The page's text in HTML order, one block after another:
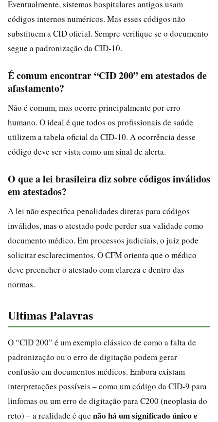
Eventualmente, sistemas hospitalares antigos usam
códigos internos numéricos. Mas esses códigos não
substituem a CID oficial. Sempre verifique se o documento
segue a padronização da CID-10.
É comum encontrar “CID 200” em atestados de
afastamento?
Não é comum, mas ocorre principalmente por erro
humano. O ideal é que todos os profissionais de saúde
utilizem a tabela oficial da CID-10. A ocorrência desse
código deve ser vista como um sinal de alerta.
O que a lei brasileira diz sobre códigos inválidos
em atestados?
A lei não especifica penalidades diretas para códigos
inválidos, mas o atestado pode perder sua validade como
documento médico. Em processos judiciais, o juiz pode
solicitar esclarecimentos. O CFM orienta que o médico
deve preencher o atestado com clareza e dentro das
normas.
Ultimas Palavras
O “CID 200” é um exemplo clássico de como a falta de
padronização ou o erro de digitação podem gerar
confusão em documentos médicos. Embora existam
interpretações possíveis – como um código da CID-9 para
linfomas ou um erro de digitação para C200 (neoplasia do
reto) – a realidade é que não há um significado único e